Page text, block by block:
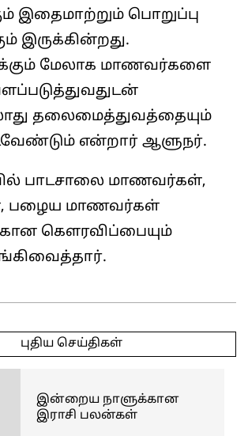
இதைமாற்றும் பொறுப்பு
இருக்கின்றது.
மேலாக மாணவர்களை
தலைமைத்துவத்தையும்
என்றார் ஆளுநர்.
பாடசாலை மாணவர்கள்,
பழைய மாணவர்கள்
கௌரவிப்பையும்
புதிய செய்திகள்
இன்றைய நாளுக்கான
இராசி பலன்கள்